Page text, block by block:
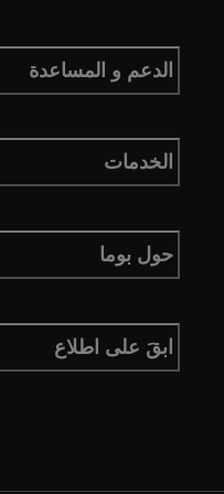
الدعم و المساعدة
الخدمات
حول بوما
ابقَ على اطلاع